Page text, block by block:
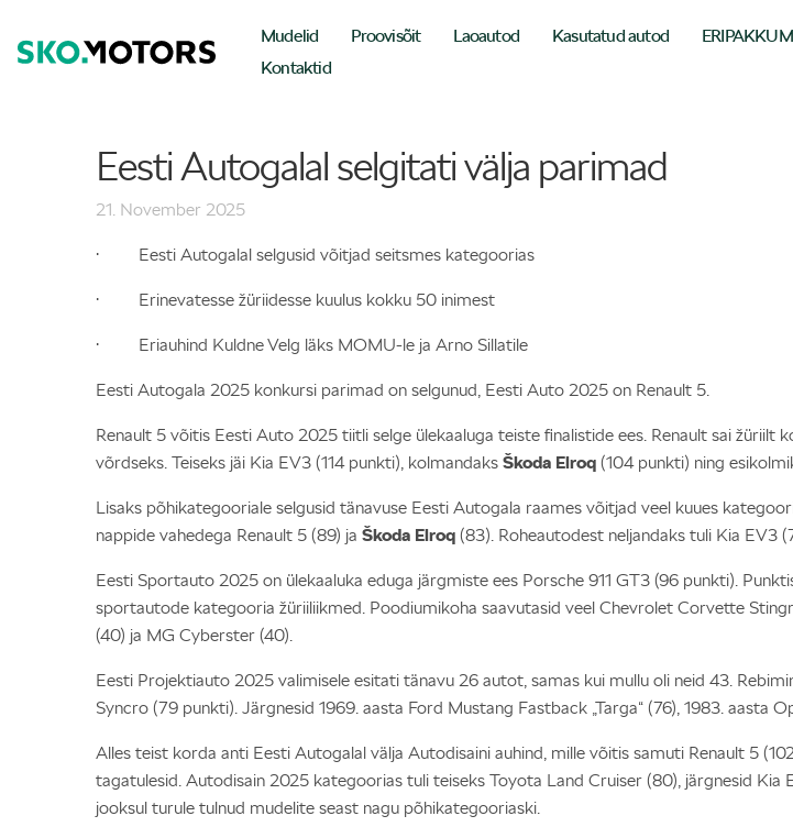
Mudelid Proovisõit Laoautod Kasutatud autod
Kontaktid
Eesti Autogalal selgitati välja parimad
21. November 2025
· Eesti Autogalal selgusid võitjad seitsmes kategoorias
· Erinevatesse žüriidesse kuulus kokku 50 inimest
· Eriauhind Kuldne Velg läks MOMU-le ja Arno Sillatile
Eesti Autogala 2025 konkursi parimad on selgunud, Eesti Auto 2025 on Renault 5.
Renault 5 võitis Eesti Auto 2025 tiitli selge ülekaaluga teiste finalistide ees. Renault sai žüriilt
võrdseks. Teiseks jäi Kia EV3 (114 punkti), kolmandaks Škoda Elroq (104 punkti) ning
Lisaks põhikategooriale selgusid tänavuse Eesti Autogala raames võitjad veel kuues
nappide vahedega Renault 5 (89) ja Škoda Elroq (83). Roheautodest neljandaks tuli Kia EV3
Eesti Sportauto 2025 on ülekaaluka eduga järgmiste ees Porsche 911 GT3 (96 punkti).
sportautode kategooria žüriiliikmed. Poodiumikoha saavutasid veel Chevrolet Corvette
(40) ja MG Cyberster (40).
Eesti Projektiauto 2025 valimisele esitati tänavu 26 autot, samas kui mullu oli neid 43.
Syncro (79 punkti). Järgnesid 1969. aasta Ford Mustang Fastback „Targa“ (76), 1983. aasta
Alles teist korda anti Eesti Autogalal välja Autodisaini auhind, mille võitis samuti Renault 5
tagatulesid. Autodisain 2025 kategoorias tuli teiseks Toyota Land Cruiser (80), järgnesid
jooksul turule tulnud mudelite seast nagu põhikategooriaski.